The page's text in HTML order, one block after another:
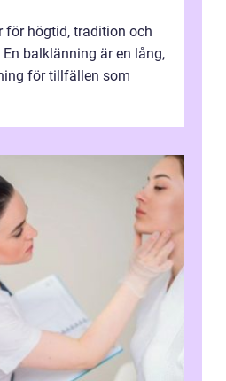
för högtid, tradition och
balklänning är en lång,
för tillfällen som